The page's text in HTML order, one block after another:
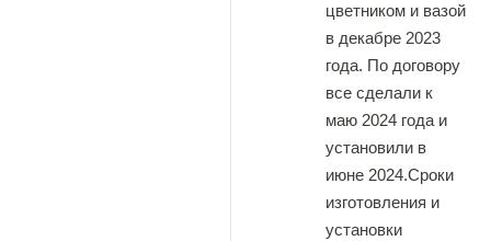
цветником и вазой
в декабре 2023
года. По договору
все сделали к
маю 2024 года и
установили в
июне 2024.Сроки
изготовления и
установки